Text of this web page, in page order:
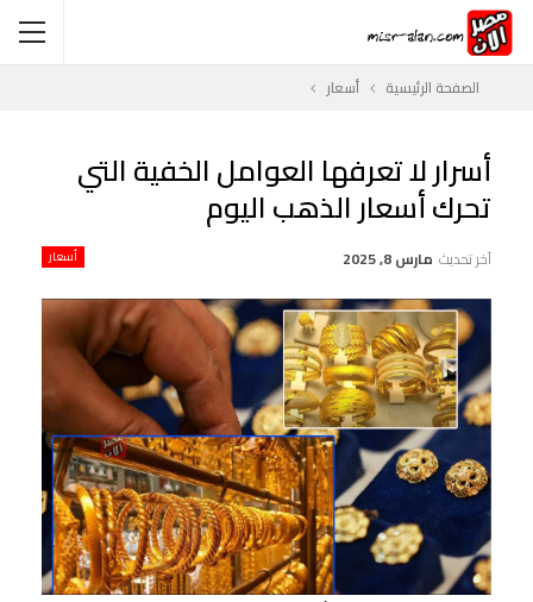
الصفحة الرئيسية أسعار
أسرار لا تعرفها العوامل الخفية التي
تحرك أسعار الذهب اليوم
أسعار آخر تحديث مارس 8, 2025